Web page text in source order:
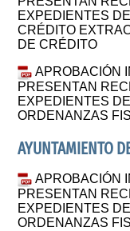
EXPEDIENTES
CRÉDITO
DE CRÉDITO
APROBACIÓN
PRESENTAN
EXPEDIENTES
ORDENANZAS
AYUNTAMIENTO
APROBACIÓN
PRESENTAN
EXPEDIENTES
ORDENANZAS